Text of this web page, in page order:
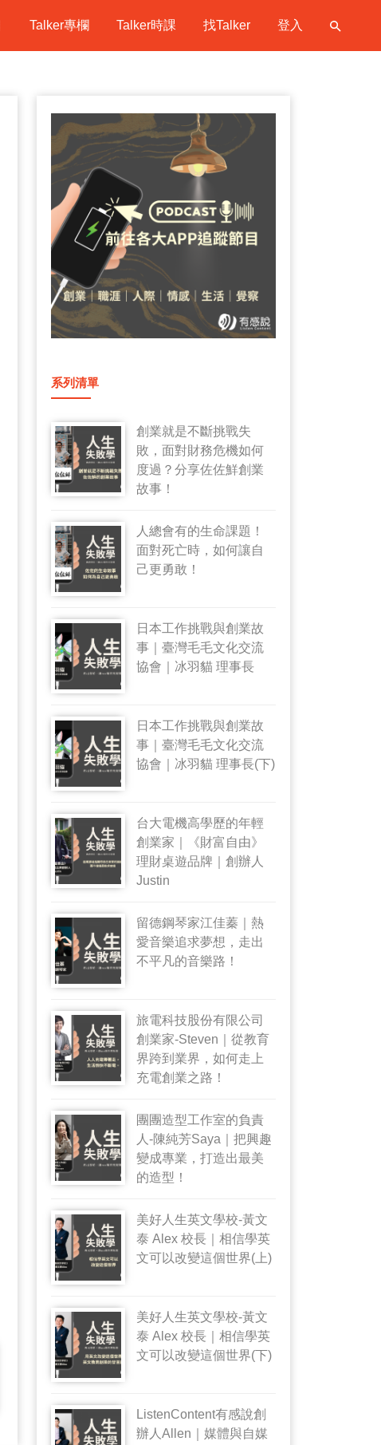
Talker專欄 Talker時課 找Talker 登入
系列清單
創業就是不斷挑戰失
敗，面對財務危機如何
度過？分享佐佐鮮創業
故事！
人總會有的生命課題！
面對死亡時，如何讓自
己更勇敢！
日本工作挑戰與創業故
事｜臺灣毛毛文化交流
協會｜冰羽貓 理事長
日本工作挑戰與創業故
事｜臺灣毛毛文化交流
協會｜冰羽貓 理事長(下)
台大電機高學歷的年輕
創業家｜《財富自由》
理財桌遊品牌｜創辦人
Justin
留德鋼琴家江佳蓁｜熱
愛音樂追求夢想，走出
不平凡的音樂路！
旅電科技股份有限公司
創業家-Steven｜從教育
界跨到業界，如何走上
充電創業之路！
團團造型工作室的負責
人-陳純芳Saya｜把興趣
變成專業，打造出最美
的造型！
美好人生英文學校-黃文
泰 Alex 校長｜相信學英
文可以改變這個世界(上)
美好人生英文學校-黃文
泰 Alex 校長｜相信學英
文可以改變這個世界(下)
ListenContent有感說創
辦人Allen｜媒體與自媒